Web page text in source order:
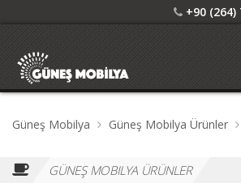
+90 (264)
Güneş Mobilya Güneş Mobilya Ürünler
GÜNEŞ MOBILYA ÜRÜNLER